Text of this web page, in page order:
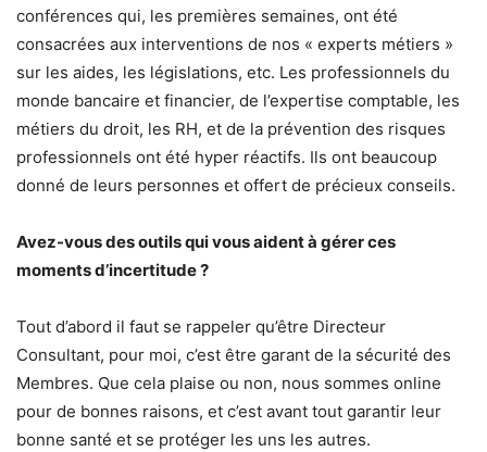
conférences qui, les premières semaines, ont été
consacrées aux interventions de nos « experts métiers »
sur les aides, les législations, etc. Les professionnels du
monde bancaire et financier, de l’expertise comptable, les
métiers du droit, les RH, et de la prévention des risques
professionnels ont été hyper réactifs. Ils ont beaucoup
donné de leurs personnes et offert de précieux conseils.
Avez-vous des outils qui vous aident à gérer ces
moments d’incertitude ?
Tout d’abord il faut se rappeler qu’être Directeur
Consultant, pour moi, c’est être garant de la sécurité des
Membres. Que cela plaise ou non, nous sommes online
pour de bonnes raisons, et c’est avant tout garantir leur
bonne santé et se protéger les uns les autres.